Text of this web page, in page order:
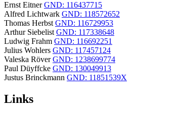
Ernst EitnerGND: 116437715
Alfred Lichtwark GND: 118572652
Thomas Herbst GND: 116729953
Arthur Siebelist GND: 117338648
Ludwig Frahm GND: 116692251
Julius Wohlers GND: 117457124
Valeska RöverGND: 1238699774
Paul Düyffcke GND: 130049913
Justus Brinckmann GND: 11851539X
Links